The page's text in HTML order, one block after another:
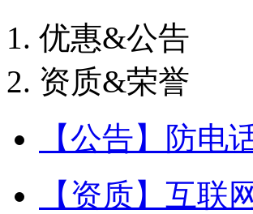
优惠&公告
资质&荣誉
【公告】防电
【资质】互联